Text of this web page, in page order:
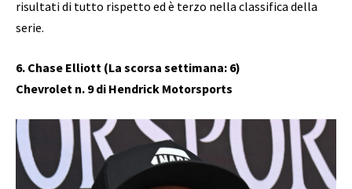
risultati di tutto rispetto ed è terzo nella classifica della
serie.
6. Chase Elliott (La scorsa settimana: 6)
Chevrolet n. 9 di Hendrick Motorsports